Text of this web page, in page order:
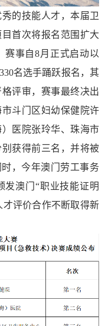
的技能人才，本届卫
首次将报名范围扩大
赛事自8月正式启动以
名选手踊跃报名，其
评审，赛事最终决出
斗门区妇幼保健院许
医院张玲华、珠海市
获得前三名，并将被
，今年澳门劳工事务
发澳门“职业技能证明
才评价合作不断取得新